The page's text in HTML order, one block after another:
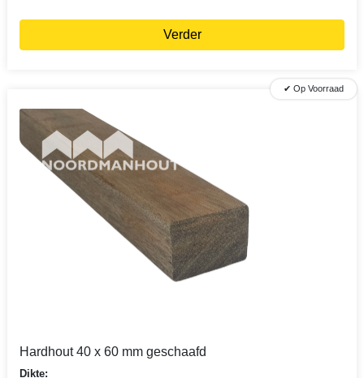
Verder
✔ Op Voorraad
Hardhout 40 x 60 mm geschaafd
Dikte: